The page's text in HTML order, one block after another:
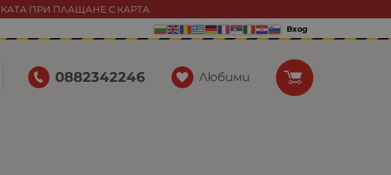
ПРИ ПЛАЩАНЕ С КАРТА
Вход
0882342246 Любими